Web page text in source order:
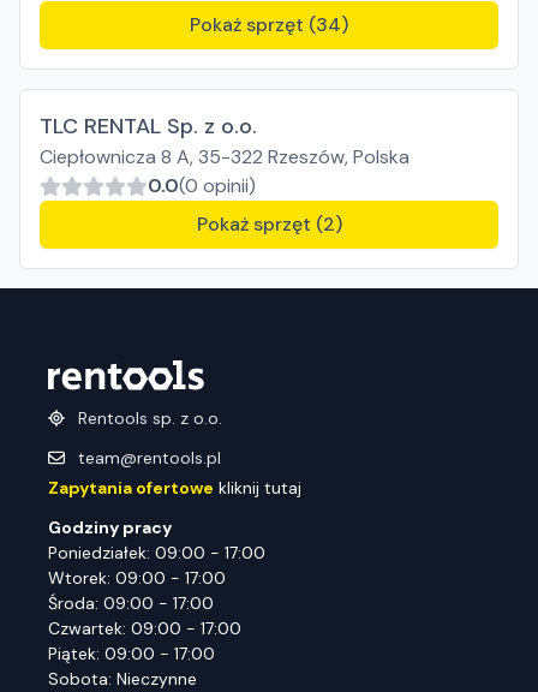
Pokaż sprzęt (34)
TLC RENTAL Sp. z o.o.
Ciepłownicza 8 A, 35-322 Rzeszów, Polska
0.0(0 opinii)
Pokaż sprzęt (2)
Rentools sp. z o.o.
team@rentools.pl
Zapytania ofertowe kliknij tutaj
Godziny pracy
Poniedziałek: 09:00 - 17:00
Wtorek: 09:00 - 17:00
Środa: 09:00 - 17:00
Czwartek: 09:00 - 17:00
Piątek: 09:00 - 17:00
Sobota: Nieczynne